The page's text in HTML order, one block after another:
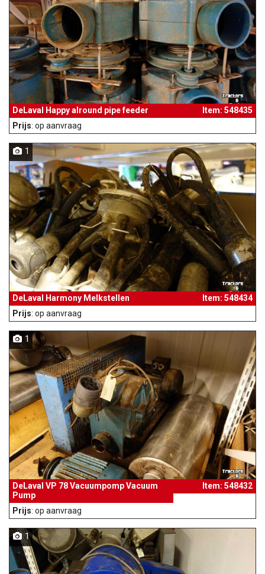
DeLaval Happy alround pipe feeder
Item: 548435
Prijs: op aanvraag
1
DeLaval Harmony Melkstellen
Item: 548434
Prijs: op aanvraag
1
DeLaval VP 78 Vacuumpomp Vacuum
Pump
Item: 548432
Prijs: op aanvraag
1